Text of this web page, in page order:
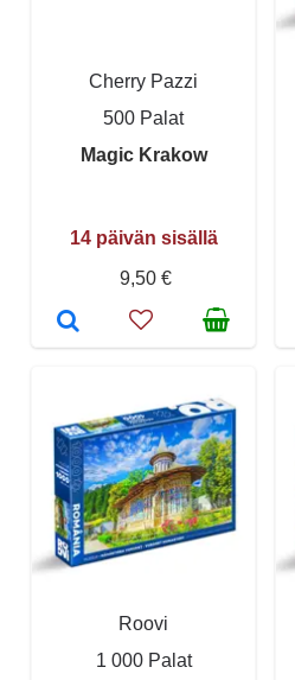
Cherry Pazzi
500 Palat
Magic Krakow
14 päivän sisällä
9,50 €
Roovi
1 000 Palat